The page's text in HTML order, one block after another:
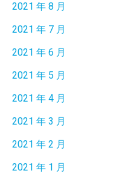
2021 年 8 月
2021 年 7 月
2021 年 6 月
2021 年 5 月
2021 年 4 月
2021 年 3 月
2021 年 2 月
2021 年 1 月